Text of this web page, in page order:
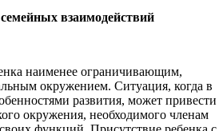
взаимодействий
наименее ограничивающим,
окружением. Ситуация, когда в
развития, может привести
окружения, необходимого членам